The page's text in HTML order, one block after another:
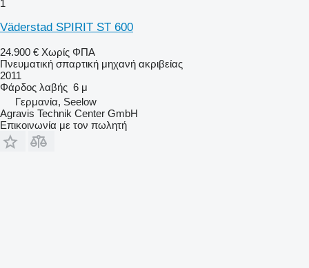
1
Väderstad SPIRIT ST 600
24.900 € Χωρίς ΦΠΑ
Πνευματική σπαρτική μηχανή ακριβείας
2011
Φάρδος λαβής 6 μ
Γερμανία, Seelow
Agravis Technik Center GmbH
Επικοινωνία με τον πωλητή